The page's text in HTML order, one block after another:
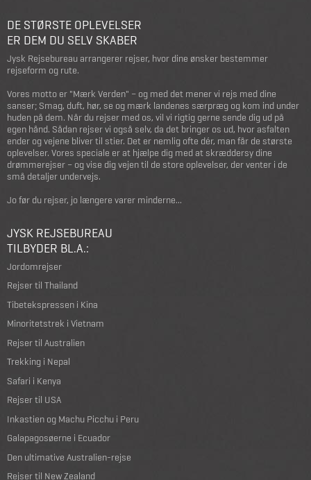
DE STØRSTE OPLEVELSER
ER DEM DU SELV SKABER
Jysk Rejsebureau arrangerer rejser, hvor dine ønsker bestemmer
rejseform og rute.
Vores motto er "Mærk Verden" – og med det mener vi rejs med dine
sanser; Smag, duft, hør, se og mærk landenes særpræg og kom ind under
huden på dem. Når du rejser med os, vil vi rigtig gerne sende dig ud på
egen hånd. Sådan rejser vi også selv, da det bringer os ud, hvor asfalten
ender og vejene bliver til stier. Det er nemlig ofte dér, man får de største
oplevelser. Vores speciale er at hjælpe dig med at skræddersy dine
drømmerejser – og vise dig vejen til de store oplevelser, der venter i de
små detaljer undervejs.
Jo før du rejser, jo længere varer minderne...
JYSK REJSEBUREAU
TILBYDER BL.A.:
Jordomrejser
Rejser til Thailand
Tibetekspressen i Kina
Minoritetstrek i Vietnam
Rejser til Australien
Trekking i Nepal
Safari i Kenya
Rejser til USA
Inkastien og Machu Picchu i Peru
Galapagosøerne i Ecuador
Den ultimative Australien-rejse
Rejser til New Zealand